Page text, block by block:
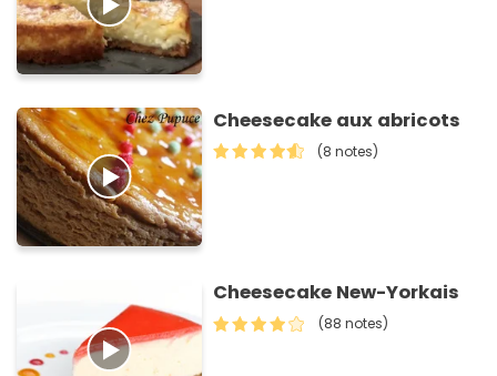
Cheesecake aux abricots
(8 notes)
Cheesecake New-Yorkais
(88 notes)